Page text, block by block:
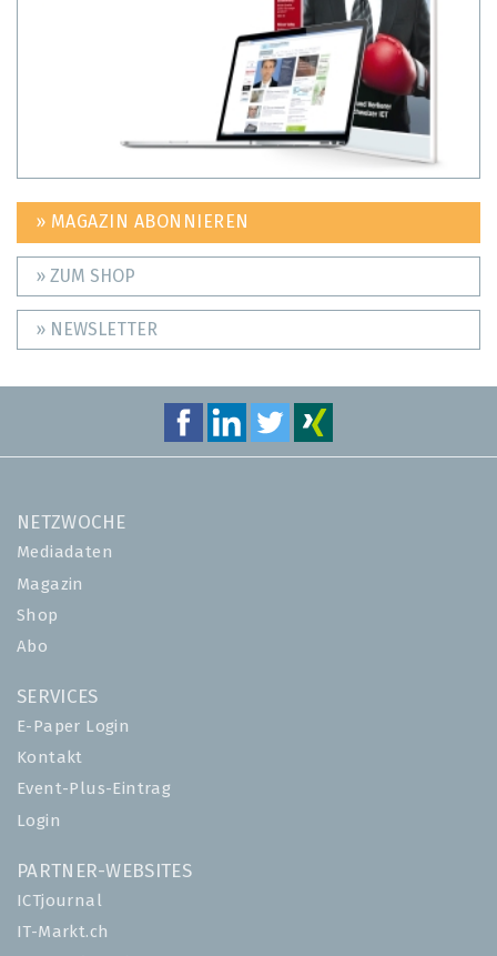
» MAGAZIN ABONNIEREN
» ZUM SHOP
» NEWSLETTER
NETZWOCHE
Mediadaten
Magazin
Shop
Abo
SERVICES
E-Paper Login
Kontakt
Event-Plus-Eintrag
Login
PARTNER-WEBSITES
ICTjournal
IT-Markt.ch